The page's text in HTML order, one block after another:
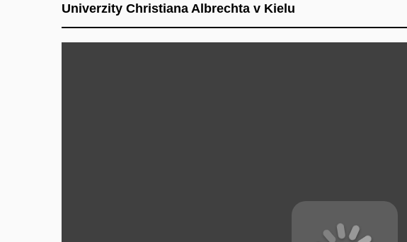
Univerzity Christiana Albrechta v Kielu